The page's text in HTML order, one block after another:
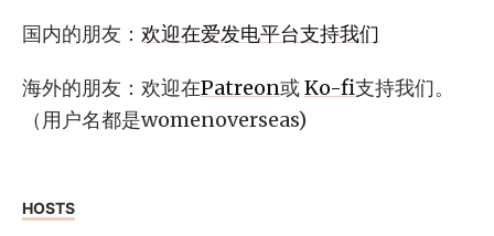
国内的朋友： 欢迎在爱发电平台支持我们
海外的朋友：欢迎在Patreon或Ko-fi支持我们。
（用户名都是womenoverseas)
HOSTS